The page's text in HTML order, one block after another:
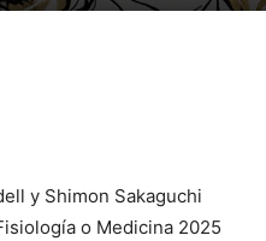
y Shimon Sakaguchi
o Medicina 2025